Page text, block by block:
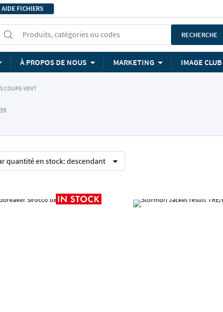
AIDE FICHIERS
Produits, catégories ou codes RECHERCHE
À PROPOS DE NOUS MARKETING IMAGE CLUB
COUPE-VENT
quantité en stock: descendant